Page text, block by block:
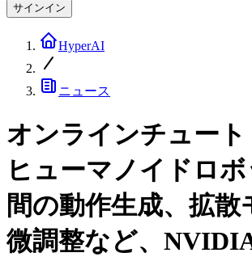
サインイン
HyperAI
ニュース
オンラインチュート
ヒューマノイドロ
間の動作生成、拡散
微調整など、